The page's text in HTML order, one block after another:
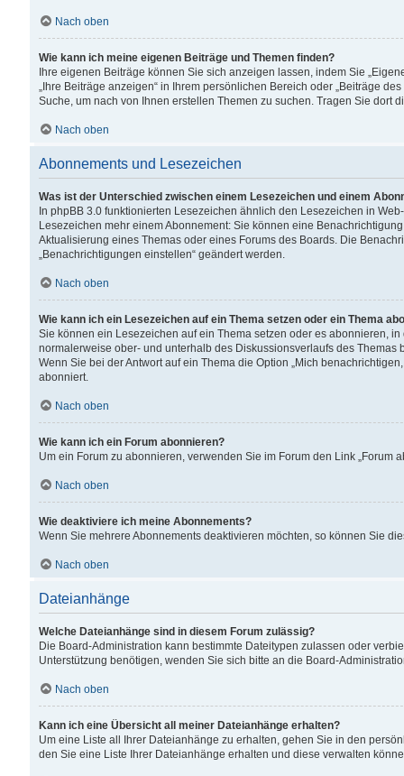
Nach oben
Wie kann ich meine eigenen Beiträge und Themen finden?
Ihre eigenen Beiträge können Sie sich anzeigen lassen, indem Sie
„Ihre Beiträge anzeigen“ in Ihrem persönlichen Bereich oder „Beiträge
Suche, um nach von Ihnen erstellen Themen zu suchen. Tragen Sie dort
Nach oben
Abonnements und Lesezeichen
Was ist der Unterschied zwischen einem Lesezeichen und einem
In phpBB 3.0 funktionierten Lesezeichen ähnlich den Lesezeichen in
Lesezeichen mehr einem Abonnement: Sie können eine
Aktualisierung eines Themas oder eines Forums des Boards. Die
„Benachrichtigungen einstellen“ geändert werden.
Nach oben
Wie kann ich ein Lesezeichen auf ein Thema setzen oder ein Thema
Sie können ein Lesezeichen auf ein Thema setzen oder es abonnieren,
normalerweise ober- und unterhalb des Diskussionsverlaufs des Themas
Wenn Sie bei der Antwort auf ein Thema die Option „Mich
abonniert.
Nach oben
Wie kann ich ein Forum abonnieren?
Um ein Forum zu abonnieren, verwenden Sie im Forum den Link „Forum
Nach oben
Wie deaktiviere ich meine Abonnements?
Wenn Sie mehrere Abonnements deaktivieren möchten, so können Sie
Nach oben
Dateianhänge
Welche Dateianhänge sind in diesem Forum zulässig?
Die Board-Administration kann bestimmte Dateitypen zulassen oder
Unterstützung benötigen, wenden Sie sich bitte an die Board-
Nach oben
Kann ich eine Übersicht all meiner Dateianhänge erhalten?
Um eine Liste all Ihrer Dateianhänge zu erhalten, gehen Sie in den
den Sie eine Liste Ihrer Dateianhänge erhalten und diese verwalten